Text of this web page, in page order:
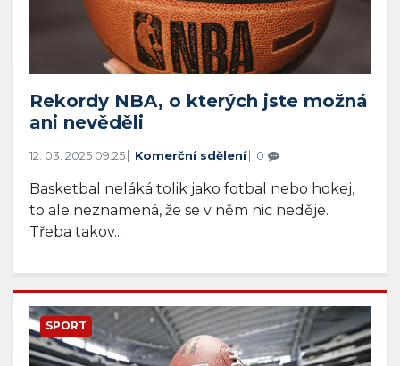
Rekordy NBA, o kterých jste možná
ani nevěděli
12. 03. 2025 09:25 Komerční sdělení 0
Basketbal neláká tolik jako fotbal nebo hokej,
to ale neznamená, že se v něm nic neděje.
Třeba takov...
SPORT